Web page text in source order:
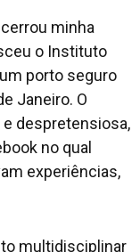
minha
o Instituto
porto seguro
Janeiro. O
despretensiosa,
no qual
experiências,
multidisciplinar